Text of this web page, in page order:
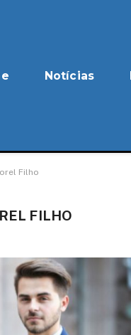
Notícias
Filho
FILHO